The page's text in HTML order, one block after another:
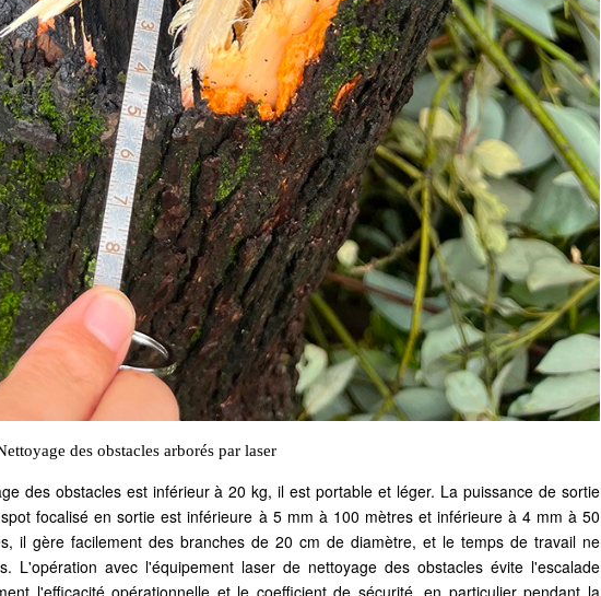
des obstacles arborés par laser
des obstacles est inférieur à 20 kg, il est portable et léger. La puissance de sortie
focalisé en sortie est inférieure à 5 mm à 100 mètres et inférieure à 4 mm à 50
il gère facilement des branches de 20 cm de diamètre, et le temps de travail ne
L'opération avec l'équipement laser de nettoyage des obstacles évite l'escalade